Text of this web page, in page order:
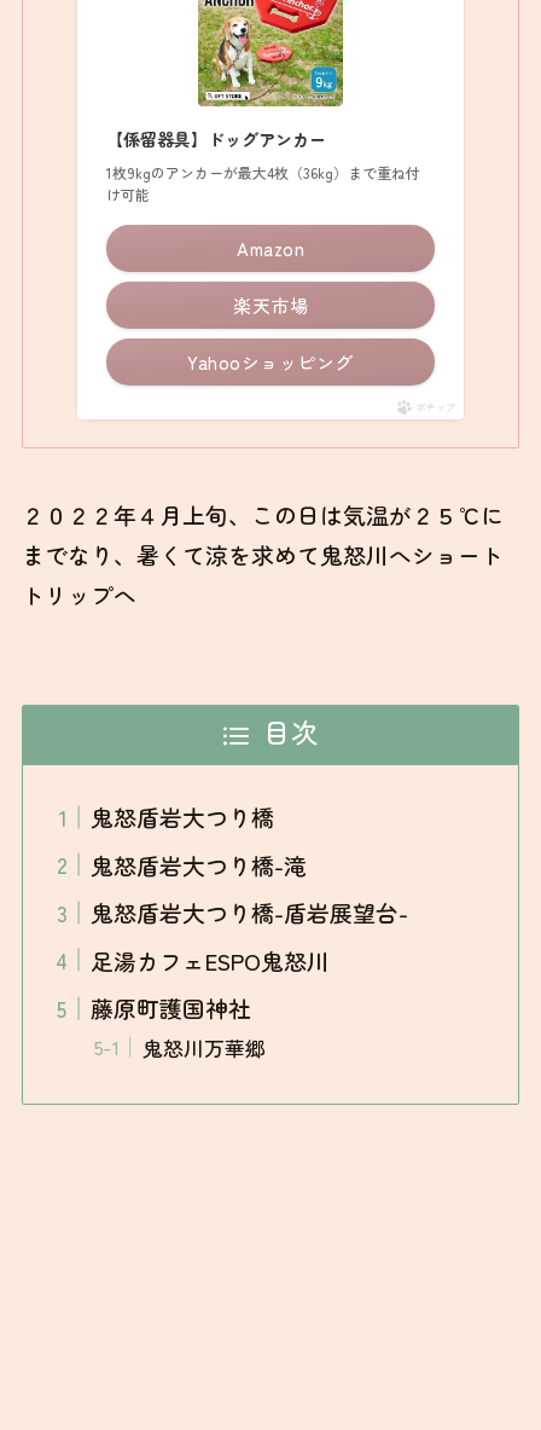
【係留器具】ドッグアンカー
1枚9kgのアンカーが最大4枚（36kg）まで重ね付
け可能
Amazon
楽天市場
Yahooショッピング
ポチップ
２０２２年４月上旬、この日は気温が２５℃に
までなり、暑くて涼を求めて鬼怒川へショート
トリップへ
目次
鬼怒盾岩大つり橋
鬼怒盾岩大つり橋-滝
鬼怒盾岩大つり橋-盾岩展望台-
足湯カフェESPO鬼怒川
藤原町護国神社
鬼怒川万華郷